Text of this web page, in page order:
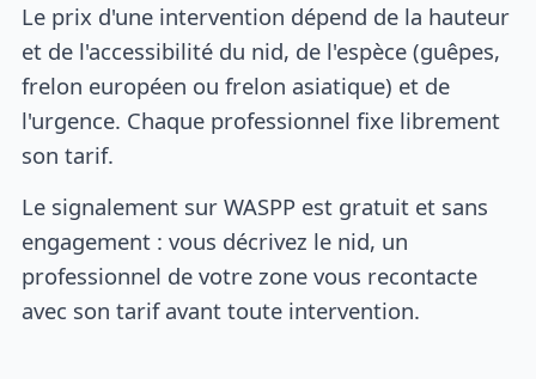
Le prix d'une intervention dépend de la hauteur
et de l'accessibilité du nid, de l'espèce (guêpes,
frelon européen ou frelon asiatique) et de
l'urgence. Chaque professionnel fixe librement
son tarif.
Le signalement sur WASPP est gratuit et sans
engagement : vous décrivez le nid, un
professionnel de votre zone vous recontacte
avec son tarif avant toute intervention.